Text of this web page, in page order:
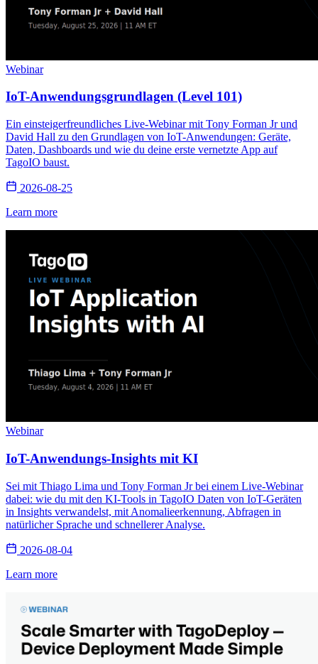
Webinar
IoT-Anwendungsgrundlagen (Level 101)
Ein einsteigerfreundliches Live-Webinar mit Tony Forman Jr und
David Hall zu den Grundlagen von IoT-Anwendungen: Geräte,
Daten, Dashboards und wie du deine erste vernetzte App auf
TagoIO baust.
2026-08-25
Learn more
Webinar
IoT-Anwendungs-Insights mit KI
Sei mit Thiago Lima und Tony Forman Jr bei einem Live-Webinar
dabei: wie du mit den KI-Tools in TagoIO Daten von IoT-Geräten
in Insights verwandelst, mit Anomalieerkennung, Abfragen in
natürlicher Sprache und schnellerer Analyse.
2026-08-04
Learn more